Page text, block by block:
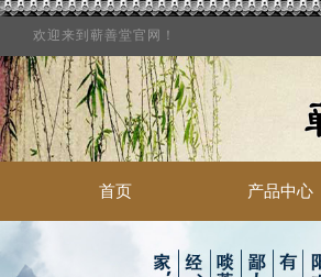
欢迎来到蕲善堂官网！
首页 产品中心